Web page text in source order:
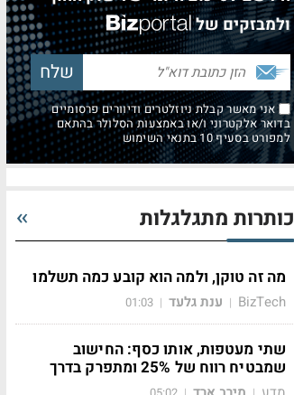
ולמבזקים של
אני מאשר קבלת ניוזלטרים ודיוורים פרסומיים
בדואר אלקטרוני ו/או באמצעות הסלולר בהתאם
למפורט בסעיף 10 בתנאי השימוש
כותרות מתגלגלות
מה זה טוקן, ולמה הוא קובע כמה תשלמו
BizTech
| ענת גלעד |
01:03
שתי מעטפות, אותו כסף: החישוב
שמבטיח רווח של 25% ומתפרק בדרך